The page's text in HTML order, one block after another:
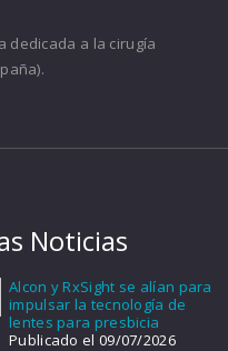
dedicada a la cirugía
Noticias
Alcon y RxSight se alían para
impulsar la tecnología de
lentes para presbicia
Publicado el 09/07/2026